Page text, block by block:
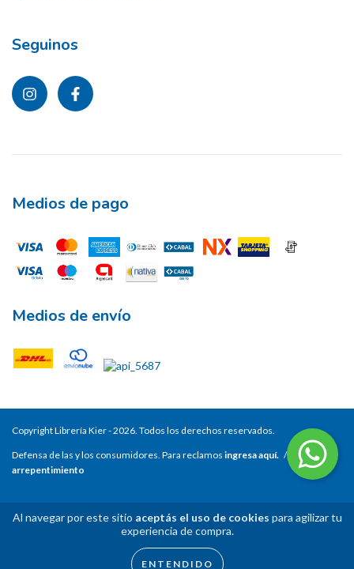
Al navegar por este sitio aceptás el uso de cookies para agilizar tu
experiencia de compra.
ENTENDIDO
Seguinos
Medios de pago
Medios de envío
Copyright Librería Kier - 2026. Todos los derechos reservados.
Defensa de las y los consumidores. Para reclamos ingresa aquí. /
Botón de
arrepentimiento